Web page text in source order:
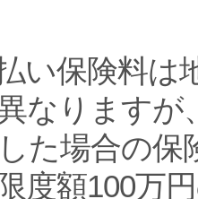
い保険料は
なりますが
た場合の保
度額100万